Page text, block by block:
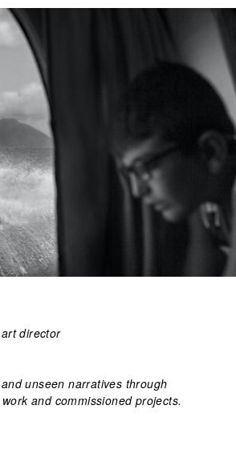
director
unseen narratives through
and commissioned projects.